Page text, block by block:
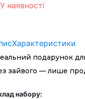
У наявності
Характеристики
подарунок
зайвого — лише
набору: